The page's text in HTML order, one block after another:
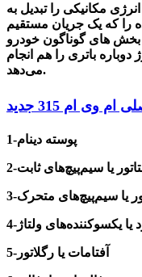
مکانیکی را تبدیل به
را که یک جریان مستقیم
ش های گوناگون خودرو
باتری را هم انجام
می‌دهد.
ام وی ام 315 جدید
1-پوسته دینام
یا سیم‌پیچ‌های ثابت
یا سیم‌پیچ‌های متحرک
یا یکسوکننده‌های ولتاژ